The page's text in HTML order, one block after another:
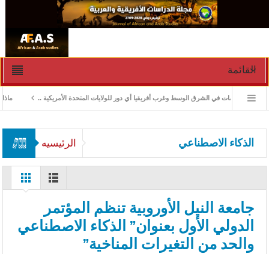
القائمة
ماذا ادارة الأزمات في الشرق الوسط وغرب أفريقيا أي دور للولايات المتحدة الأمريكية ..
الرئيسيه الذكاء الاصطناعي
جامعة النيل الأوروبية تنظم المؤتمر
الدولي الأول بعنوان” الذكاء الاصطناعي
والحد من التغيرات المناخية”